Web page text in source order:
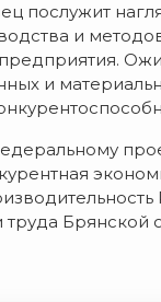
послужит
и
и
Брянской